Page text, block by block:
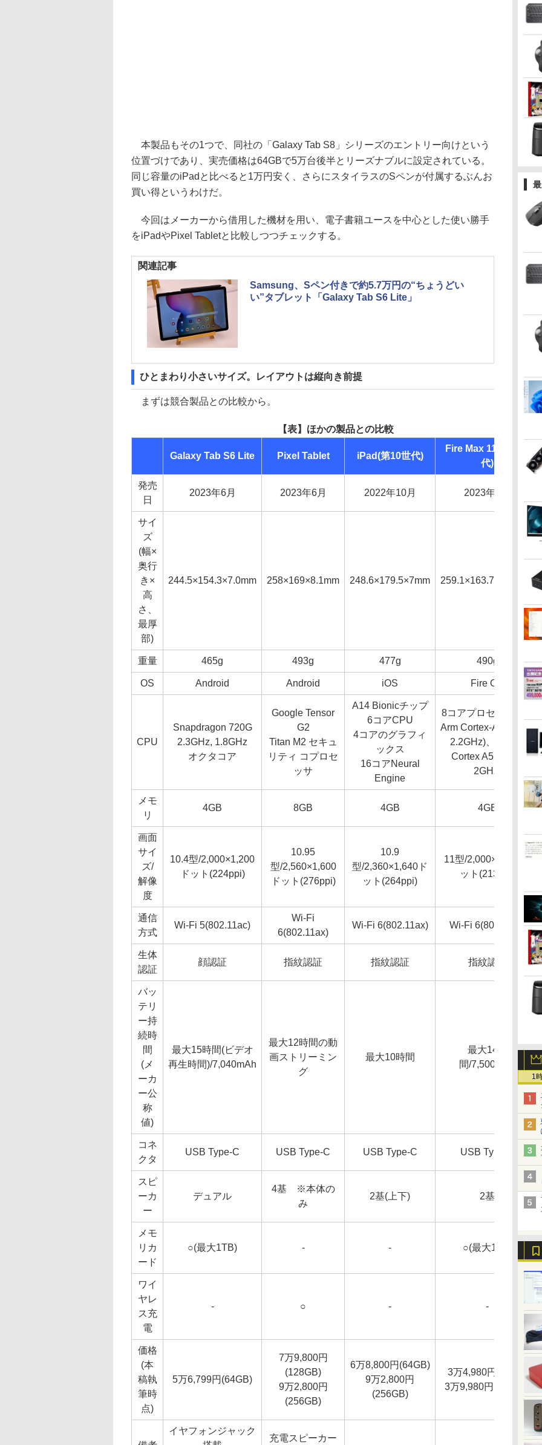
1
本製品もその1つで、同社の「Galaxy Tab S8」シリーズのエントリー向けという
位置づけであり、実売価格は64GBで5万台後半とリーズナブルに設定されている。
同じ容量のiPadと比べると1万円安く、さらにスタイラスのSペンが付属するぶんお
買い得というわけだ。
今回はメーカーから借用した機材を用い、電子書籍ユースを中心とした使い勝手
をiPadやPixel Tabletと比較しつつチェックする。
関連記事
Samsung、Sペン付きで約5.7万円の“ちょうどい
い”タブレット「Galaxy Tab S6 Lite」
ひとまわり小さいサイズ。レイアウトは縦向き前提
まずは競合製品との比較から。
【表】ほかの製品との比較
Galaxy Tab S6 Lite Pixel Tablet iPad(第10世代)
Fire Max 11(第13世
代)
発売
日
2023年6月 2023年6月 2022年10月 2023年6月
サイ
ズ
(幅×
奥行
き×
高
さ、
最厚
部)
244.5×154.3×7.0mm 258×169×8.1mm 248.6×179.5×7mm 259.1×163.7×7.50mm
重量 465g 493g 477g 490g
OS Android Android iOS Fire OS
CPU
Snapdragon 720G
2.3GHz, 1.8GHz
オクタコア
Google Tensor
G2
Titan M2 セキュ
リティ コプロセ
ッサ
A14 Bionicチップ
6コアCPU
4コアのグラフィ
ックス
16コアNeural
Engine
8コアプロセッサ - 2x
Arm Cortex-A78 (最大
2.2GHz)、6x Arm
Cortex A55 (最大
2GHz)
メモ
リ
4GB 8GB 4GB 4GB
画面
サイ
ズ/
解像
度
10.4型/2,000×1,200
ドット(224ppi)
10.95
型/2,560×1,600
ドット(276ppi)
10.9
型/2,360×1,640ド
ット(264ppi)
11型/2,000×1,200ド
ット(213ppi)
通信
方式
Wi-Fi 5(802.11ac)
Wi-Fi
6(802.11ax)
Wi-Fi 6(802.11ax) Wi-Fi 6(802.11ax)
生体
認証
顔認証 指紋認証 指紋認証 指紋認証
バッ
テリ
ー持
続時
間
(メ
ーカ
ー公
称
値)
最大15時間(ビデオ
再生時間)/7,040mAh
最大12時間の動
画ストリーミン
グ
最大10時間
最大14時
間/7,500mAh
コネ
クタ
USB Type-C USB Type-C USB Type-C USB Type-C
スピ
ーカ
ー
デュアル
4基 ※本体の
み
2基(上下) 2基
メモ
リカ
ード
○(最大1TB) - - ○(最大1TB)
ワイ
ヤレ
ス充
電
- ○ - -
価格
(本
稿執
筆時
点)
5万6,799円(64GB)
7万9,800円
(128GB)
9万2,800円
(256GB)
6万8,800円(64GB)
9万2,800円
(256GB)
3万4,980円(64GB)
3万9,980円(128GB)
イヤフォンジャック
充電スピーカー